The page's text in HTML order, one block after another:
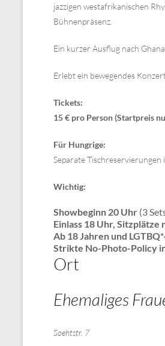
jazzigen westafrikanischen
Bühnenpräsenz.
Ein kurzer Ausflug nach
Erlebt ein bewegendes
Tickets:
15 € pro Person (Startpreis
Für Hungrige:
Separate
Wichtig:
Showbeginn 20 Uhr (3
Einlass 18 Uhr, Sitzplätze
Ab 18 Jahren und
Strikte No-Photo-Policy
Ort
Ehemaliges
Soehtstr. 7